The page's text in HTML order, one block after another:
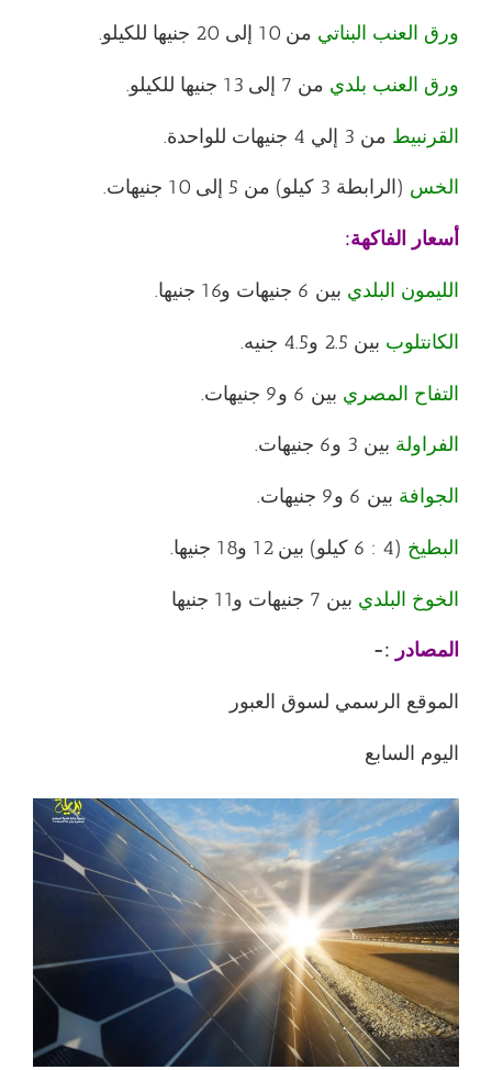
ورق العنب البناتي من 10 إلى 20 جنيها للكيلو.
ورق العنب بلدي من 7 إلى 13 جنيها للكيلو.
القرنبيط من 3 إلي 4 جنيهات للواحدة.
الخس (الرابطة 3 كيلو) من 5 إلى 10 جنيهات.
أسعار الفاكهة:
الليمون البلدي بين 6 جنيهات و16 جنيها.
الكانتلوب بين 2.5 و4.5 جنيه.
التفاح المصري بين 6 و9 جنيهات.
الفراولة بين 3 و6 جنيهات.
الجوافة بين 6 و9 جنيهات.
البطيخ (4 : 6 كيلو) بين 12 و18 جنيها.
الخوخ البلدي بين 7 جنيهات و11 جنيها
المصادر :-
الموقع الرسمي لسوق العبور
اليوم السابع